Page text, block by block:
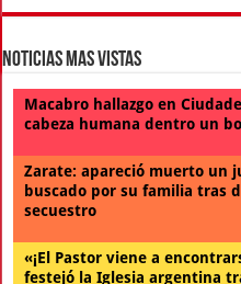
Noticias Mas Vistas
Macabro hallazgo en
cabeza humana dentro un
Zarate: apareció muerto un
buscado por su familia tras
secuestro
«¡El Pastor viene a
festejó la Iglesia argentina